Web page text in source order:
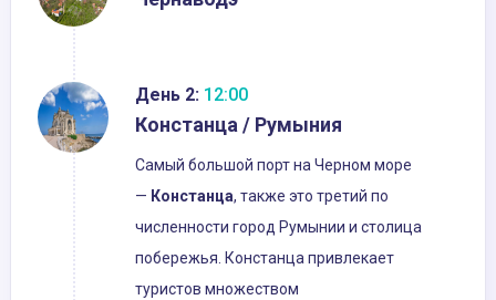
День 2: 12:00
Констанца / Румыния
Самый большой порт на Черном море
— Констанца, также это третий по
численности город Румынии и столица
побережья. Констанца привлекает
туристов множеством